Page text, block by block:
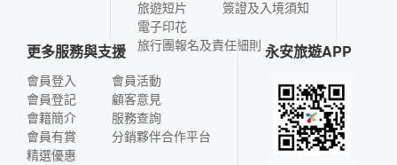
旅遊短片
電子印花
簽證及入境須知
旅行團報名及責任細則
更多服務與支援
會員登入
會員登記
會籍簡介
會員有賞
精選優惠
會員活動
顧客意見
服務查詢
分銷夥伴合作平台
永安旅遊APP